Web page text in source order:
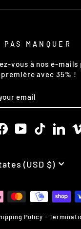
MANQUER
vous à nos e-
avec 35% !
Facebook
YouTubeTikTok
(USD $)
Policy -